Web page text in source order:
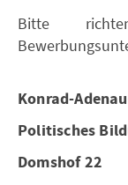
Bitte
Konrad-
Politisches
Domshof 22